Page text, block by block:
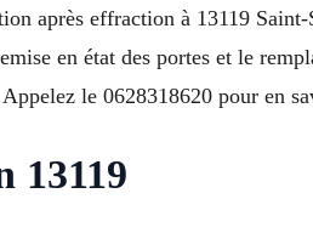
après effraction à 13119
en état des portes et le
le 0628318620 pour en
13119